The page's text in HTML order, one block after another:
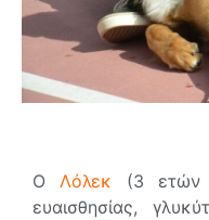
Ο Λόλεκ (3 ετών
ευαισθησίας,